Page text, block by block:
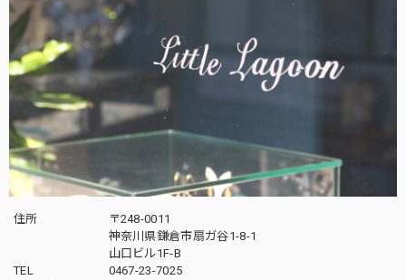
住所
〒248-0011
神奈川県鎌倉市扇ガ谷1-8-1
山口ビル1F-B
TEL
0467-23-7025